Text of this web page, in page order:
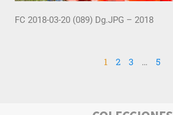
FC 2018-03-20 (089) Dg.JPG – 2018
1 2 3 … 5